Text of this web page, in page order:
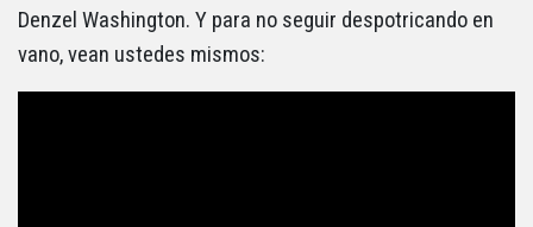
Denzel Washington. Y para no seguir despotricando en
vano, vean ustedes mismos: